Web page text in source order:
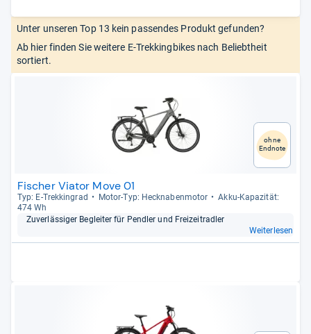
Unter unseren Top 13 kein passendes Produkt gefunden?
Ab hier finden Sie weitere E-Trekkingbikes nach Beliebtheit
sortiert.
ohne
Endnote
Fischer Viator Move 01
Typ: E-​Trek­kin­grad Motor-​Typ: Heck­na­ben­mo­tor
Akku-​Kapa­zi­tät:
474 Wh
Zuver­läs­si­ger Beglei­ter für Pend­ler und Frei­zeitrad­ler
Weiterlesen